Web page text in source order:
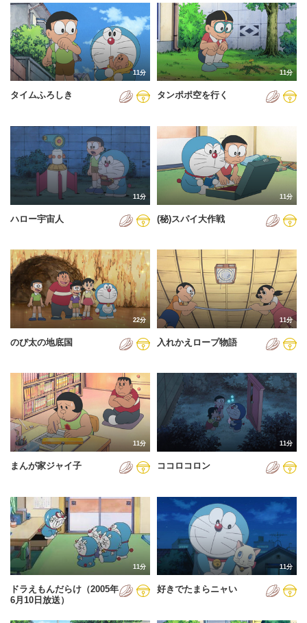
2024年
2025年
2026年
11分
タイムふろしき
11分
タンポポ空を行く
11分
ハロー宇宙人
11分
(秘)スパイ大作戦
22分
のび太の地底国
11分
入れかえロープ物語
11分
まんが家ジャイ子
11分
ココロコロン
11分
ドラえもんだらけ（2005年
6月10日放送）
11分
好きでたまらニャい